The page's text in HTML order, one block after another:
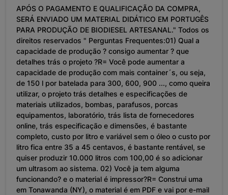
APÓS O PAGAMENTO E QUALIFICAÇÃO DA COMPRA,
SERÁ ENVIADO UM MATERIAL DIDÁTICO EM PORTUGÊS
PARA PRODUÇÃO DE BIODIESEL ARTESANAL." Todos os
direitos reservados " Perguntas Frequentes:01) Qual a
capacidade de produção ? consigo aumentar ? que
detalhes trás o projeto ?R= Você pode aumentar a
capacidade de produção com mais container´s, ou seja,
de 150 l por batelada para 300, 600, 900 ..., como queira
utilizar, o projeto trás detalhes e especificações de
materiais utilizados, bombas, parafusos, porcas
equipamentos, laboratório, trás lista de fornecedores
online, trás especificação e dimensões, é bastante
completo, custo por litro e variável sem o óleo o custo por
litro fica entre 35 a 45 centavos, é bastante rentável, se
quiser produzir 10.000 litros com 100,00 é so adicionar
um ultrasom ao sistema. 02) Você ja tem alguma
funcionando? e o material é impressor?R= Construi uma
em Tonawanda (NY), o material é em PDF e vai por e-mail